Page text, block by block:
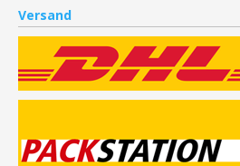
Versand